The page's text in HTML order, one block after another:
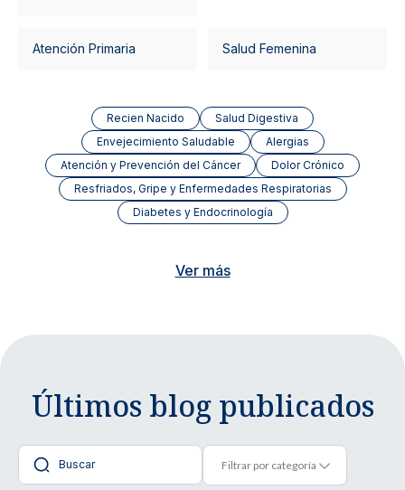
Atención Primaria Salud Femenina
Recien Nacido
Salud Digestiva
Envejecimiento Saludable
Alergias
Atención y Prevención del Cáncer
Dolor Crónico
Resfriados, Gripe y Enfermedades Respiratorias
Diabetes y Endocrinología
Ver más
Últimos blog publicados